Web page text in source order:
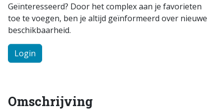
Geïnteresseerd? Door het complex aan je favorieten
toe te voegen, ben je altijd geïnformeerd over nieuwe
beschikbaarheid.
Login
Omschrijving